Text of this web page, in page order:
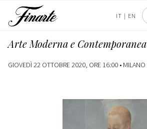
IT | EN
Arte Moderna e Contemporanea
GIOVEDÌ 22 OTTOBRE 2020, ORE 16:00 • MILANO